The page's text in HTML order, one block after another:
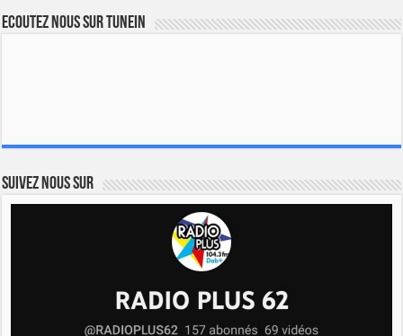
Ecoutez nous sur TuneIn
Suivez nous sur